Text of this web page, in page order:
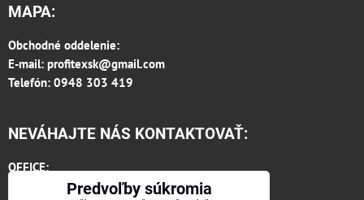
MAPA:
Obchodné oddelenie:
E-mail: profitexsk@gmail.com
Telefón: 0948 303 419
NEVÁHAJTE NÁS KONTAKTOVAŤ:
OFFICE:
Konateľ spoločnosti:Predvoľby súkromia